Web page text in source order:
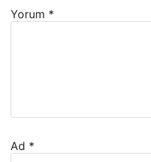
Yorum *
Ad *